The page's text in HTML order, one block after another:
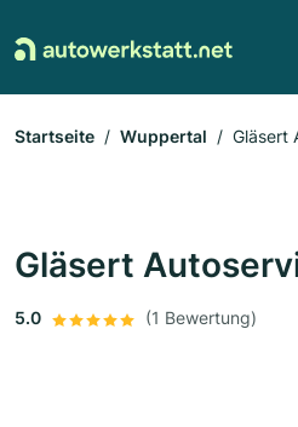
Startseite Wuppertal Gläsert
Gläsert
5.0 (1 Bewertung)